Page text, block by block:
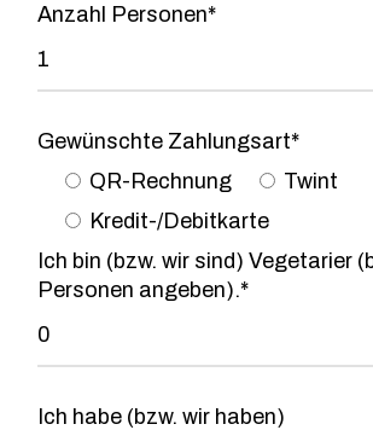
Anzahl Personen*
Gewünschte Zahlungsart*
QR-Rechnung
Twint
Kredit-/Debitkarte
Ich bin (bzw. wir sind) Vegetarier
Personen angeben).*
Ich habe (bzw. wir haben)